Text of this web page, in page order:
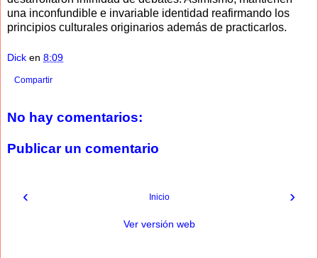
una inconfundible e invariable identidad reafirmando los
principios culturales originarios además de practicarlos.
Dick en 8:09
Compartir
No hay comentarios:
Publicar un comentario
‹ ›
Inicio
Ver versión web